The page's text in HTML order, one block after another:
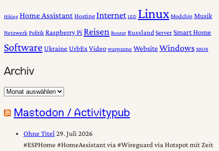
Hiking Home Assistant Hosting Internet LED Linux Modchip Musik
Netzwerk Politik Raspberry Pi Reisen Router Russland Server Smart Home
Software Ukraine UrbExVideo warpzone WebsiteWindows XBOX
Archiv
Archiv
Mastodon / Activitypub
Ohne Titel 29. Juli 2026
#ESPHome #HomeAssistant via #Wireguard via Hotspot mit Zeit